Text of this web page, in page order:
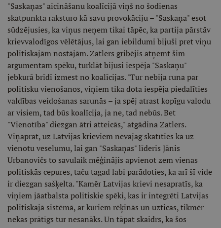
"Saskaņas" aicināšanu koalīcijā viņš no šodienas
skatpunkta raksturo kā savu provokāciju – "Saskaņa" esot
sūdzējusies, ka viņus neņem tikai tāpēc, ka partija pārstāv
krievvalodīgos vēlētājus, lai gan iebildumi bijuši pret viņu
politiskajām nostājām. Zatlers gribējis atņemt šim
argumentam spēku, turklāt bijusi iespēja "Saskaņu"
jebkurā brīdī izmest no koalīcijas. "Tur nebija runa par
politisku vienošanos, viņiem tika dota iespēja piedalīties
valdības veidošanas sarunās – ja spēj atrast kopīgu valodu
ar visiem, tad būs koalīcija, ja ne, tad nebūs. Bet
"Vienotība" diezgan ātri atteicās," atgādina Zatlers.
Viņaprāt, uz Latvijas krieviem nevajag skatīties kā uz
vienotu veselumu, lai gan "Saskaņas" līderis Jānis
Urbanovičs to savulaik mēģinājis apvienot zem vienas
politiskās cepures, taču tagad labi parādoties, ka arī šī vide
ir diezgan sašķelta. "Kamēr Latvijas krievi nesapratīs, ka
viņiem jāatbalsta politiskie spēki, kas ir integrēti Latvijas
politiskajā sistēmā, ar kuriem rēķinās un uzticas, tikmēr
nekas prātīgs tur nesanāks. Un tāpat skaidrs, ka šos